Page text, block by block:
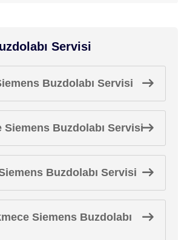
Servisi
Buzdolabı Servisi
Siemens Buzdolabı Servisi
Buzdolabı Servisi
Siemens Buzdolabı